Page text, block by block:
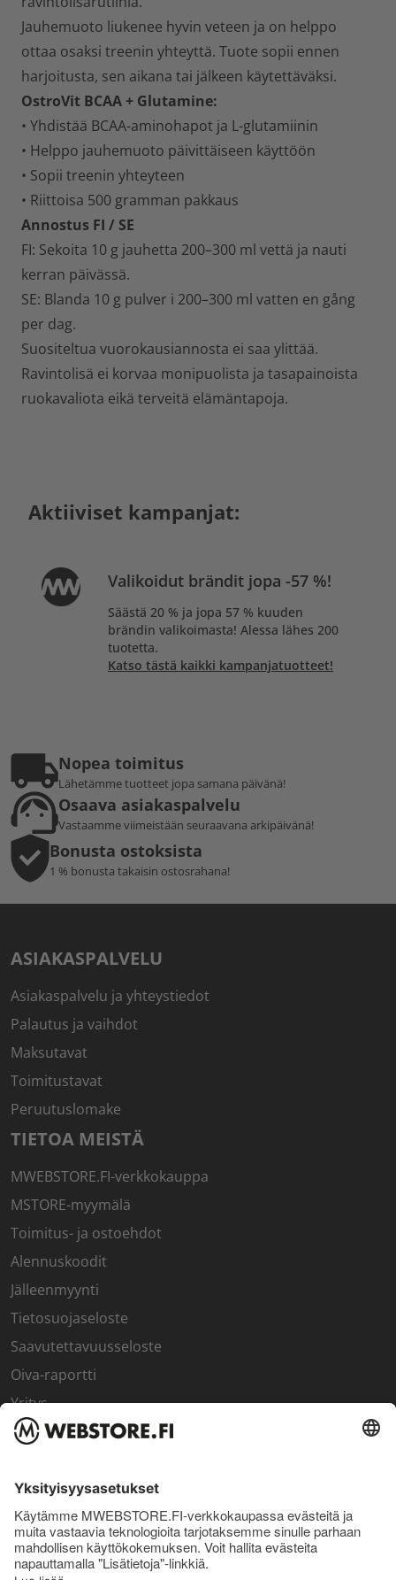
Jauhemuoto liukenee hyvin veteen ja on helppo
ottaa osaksi treenin yhteyttä. Tuote sopii ennen
harjoitusta, sen aikana tai jälkeen käytettäväksi.
OstroVit BCAA + Glutamine:
• Yhdistää BCAA-aminohapot ja L-glutamiinin
• Helppo jauhemuoto päivittäiseen käyttöön
• Sopii treenin yhteyteen
• Riittoisa 500 gramman pakkaus
Annostus FI / SE
FI: Sekoita 10 g jauhetta 200–300 ml vettä ja nauti
kerran päivässä.
SE: Blanda 10 g pulver i 200–300 ml vatten en gång
per dag.
Suositeltua vuorokausiannosta ei saa ylittää.
Ravintolisä ei korvaa monipuolista ja tasapainoista
ruokavaliota eikä terveitä elämäntapoja.
Aktiiviset kampanjat:
Valikoidut brändit jopa -57 %!
Säästä 20 % ja jopa 57 % kuuden
brändin valikoimasta! Alessa lähes 200
tuotetta.
Katso tästä kaikki kampanjatuotteet!
Nopea toimitus
Lähetämme tuotteet jopa samana päivänä!
Osaava asiakaspalvelu
Vastaamme viimeistään seuraavana arkipäivänä!
Bonusta ostoksista
1 % bonusta takaisin ostosrahana!
ASIAKASPALVELU
Asiakaspalvelu ja yhteystiedot
Palautus ja vaihdot
Maksutavat
Toimitustavat
Peruutuslomake
TIETOA MEISTÄ
MWEBSTORE.FI-verkkokauppa
MSTORE-myymälä
Toimitus- ja ostoehdot
Alennuskoodit
Jälleenmyynti
Tietosuojaseloste
Saavutettavuusseloste
Oiva-raportti
Yritys
SISÄPIIRI
Sisäpiirin bonusohjelma
Uutiskirje
Uutiset ja artikkelit